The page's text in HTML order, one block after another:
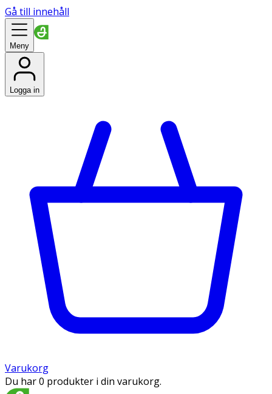
Gå till innehåll
Meny
Logga in
Varukorg
Du har 0 produkter i din varukorg.